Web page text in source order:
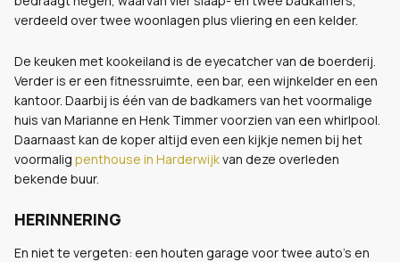
verdeeld over twee woonlagen plus vliering en een kelder.
De keuken met kookeiland is de eyecatcher van de boerderij.
Verder is er een fitnessruimte, een bar, een wijnkelder en een
kantoor. Daarbij is één van de badkamers van het voormalige
huis van Marianne en Henk Timmer voorzien van een whirlpool.
Daarnaast kan de koper altijd even een kijkje nemen bij het
voormalig penthouse in Harderwijkvan deze overleden
bekende buur.
HERINNERING
En niet te vergeten: een houten garage voor twee auto's en